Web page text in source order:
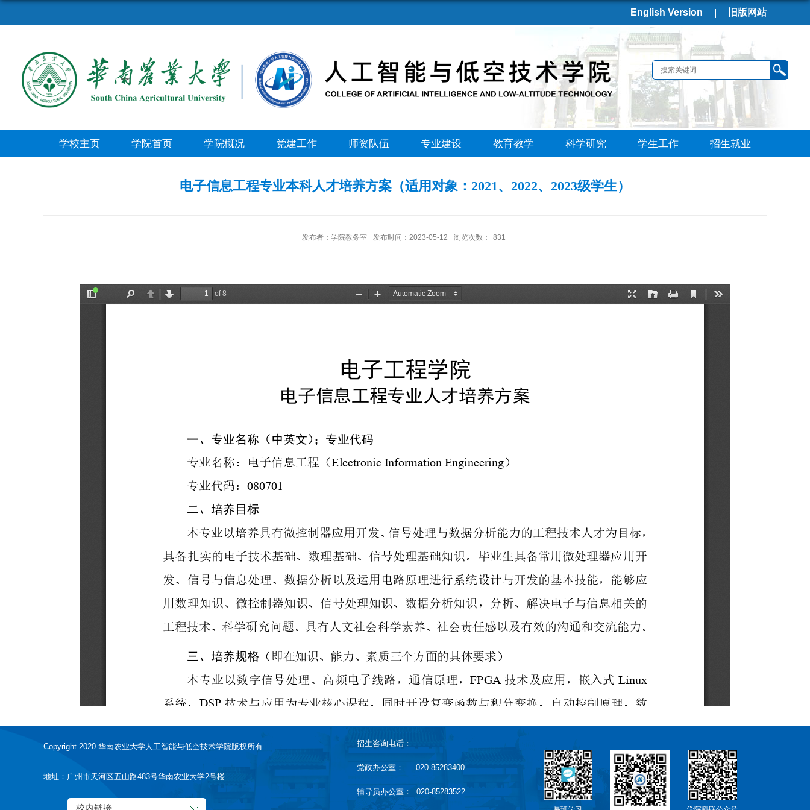
English Version 旧版网站
学校主页 学院首页 学院概况 党建工作 师资队伍 专业建设 教育教学 科学研究 学生工作 招生就业
电子信息工程专业本科人才培养方案（适用对象：2021、2022、2023级学生）
发布者：学院教务室 发布时间：2023-05-12 浏览次数： 831
Copyright 2020 华南农业大学人工智能与低空技术学院版权所有
地址：广州市天河区五山路483号华南农业大学2号楼
校内链接
招生咨询电话：
党政办公室： 020-85283400
辅导员办公室： 020-85283522